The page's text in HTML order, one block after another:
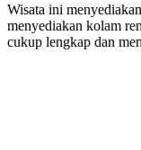
Wisata ini
menyediakan kolam
cukup lengkap dan